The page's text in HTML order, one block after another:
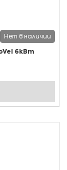
Нет в наличии
6кВт